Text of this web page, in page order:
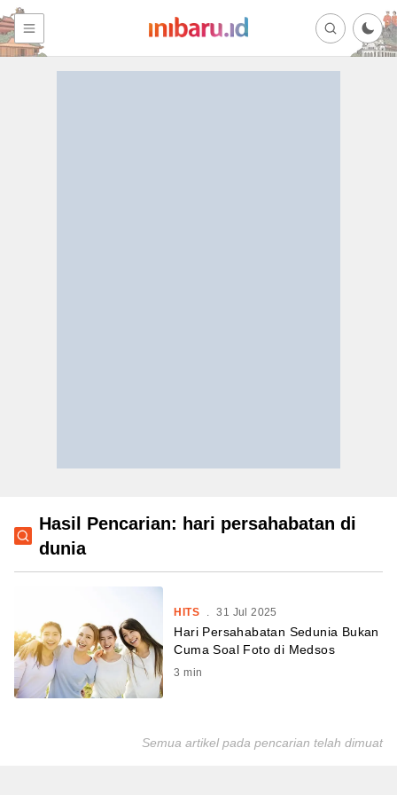
Hasil Pencarian: hari persahabatan di
dunia
HITS . 31 Jul 2025
Hari Persahabatan Sedunia Bukan
Cuma Soal Foto di Medsos
3 min
Semua artikel pada pencarian telah dimuat